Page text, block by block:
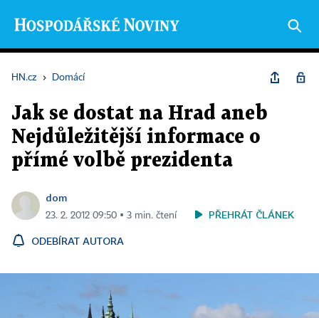
HN.cz › Domácí
Jak se dostat na Hrad aneb
Nejdůležitější informace o
přímé volbě prezidenta
dom
23. 2. 2012 09:50 ▪ 3 min. čtení PŘEHRÁT ČLÁNEK
ODEBÍRAT AUTORA